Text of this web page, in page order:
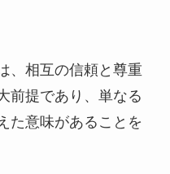
、相互の信頼と尊重
前提であり、単なる
た意味があることを